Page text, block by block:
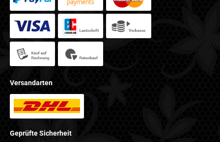
Versandarten
Geprüfte Sicherheit